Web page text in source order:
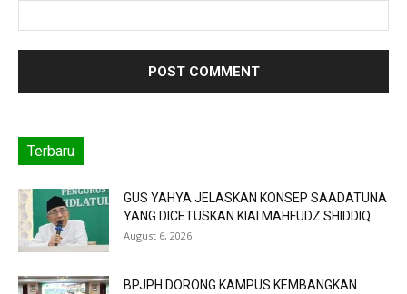
Terbaru
GUS YAHYA JELASKAN KONSEP SAADATUNA
YANG DICETUSKAN KIAI MAHFUDZ SHIDDIQ
August 6, 2026
BPJPH DORONG KAMPUS KEMBANGKAN